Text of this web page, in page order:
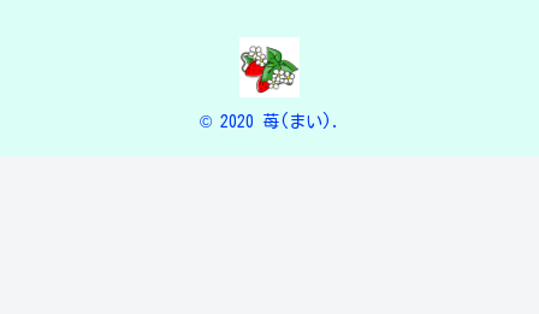
© 2020 苺(まい).